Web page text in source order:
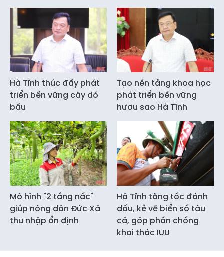
Hà Tĩnh thúc đẩy phát
triển bền vững cây dó
bầu
Tạo nền tảng khoa học
phát triển bền vững
hươu sao Hà Tĩnh
Mô hình "2 tầng nấc"
giúp nông dân Đức Xá
thu nhập ổn định
Hà Tĩnh tăng tốc đánh
dấu, kẻ vẽ biển số tàu
cá, góp phần chống
khai thác IUU